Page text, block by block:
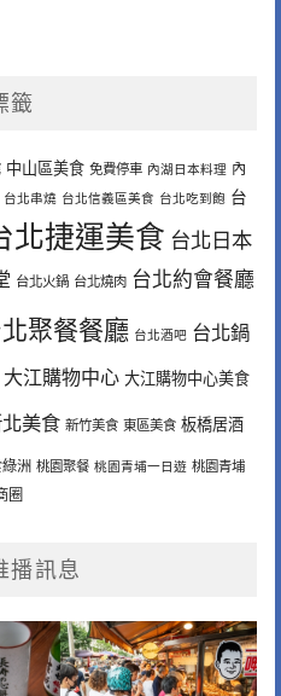
籤
中山區美食 免費停車 內湖日本料理 內
台北串燒 台北信義區美食 台北吃到飽 台
北捷運美食 台北日本
台北火鍋 台北燒肉 台北約會餐廳
聚餐餐廳 台北酒吧 台北鍋
大江購物中心 大江購物中心美食
美食 新竹美食 東區美食 板橋居酒
洲 桃園聚餐 桃園青埔一日遊 桃園青埔
圈
播訊息